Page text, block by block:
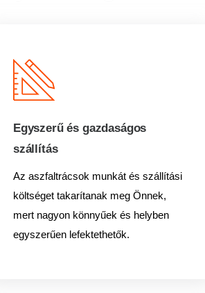
Egyszerű és gazdaságos
szállítás
Az aszfaltrácsok munkát és szállítási
költséget takarítanak meg Önnek,
mert nagyon könnyűek és helyben
egyszerűen lefektethetők.